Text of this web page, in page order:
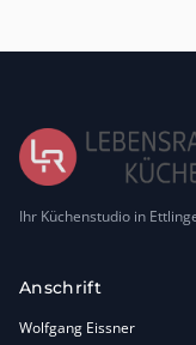
Ihr Küchenstudio in
Anschrift
Wolfgang Eissner